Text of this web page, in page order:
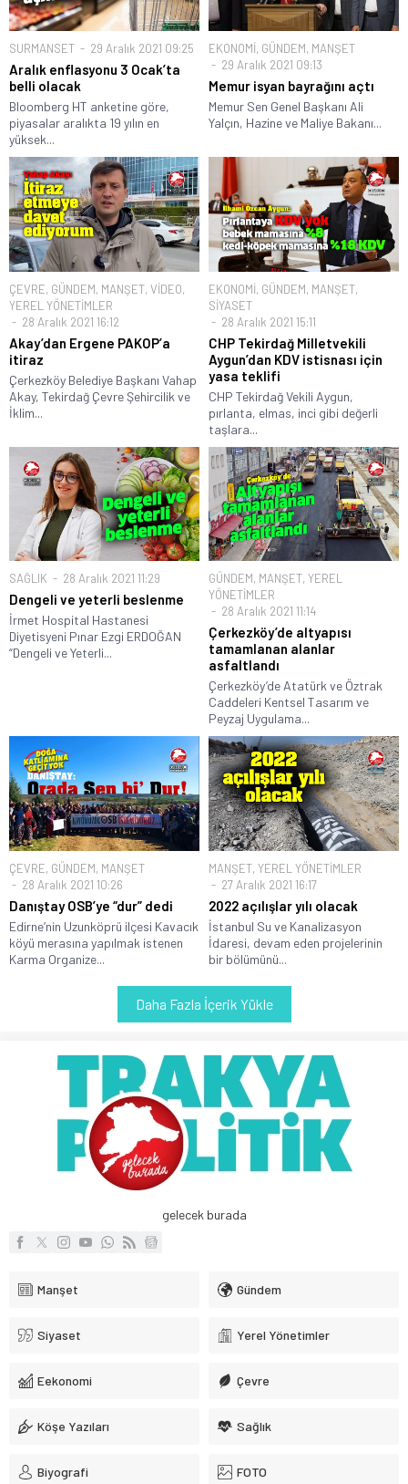
SURMANSET 29 Aralık 2021 09:25
Aralık enflasyonu 3 Ocak’ta
belli olacak
Bloomberg HT anketine göre,
piyasalar aralıkta 19 yılın en
yüksek...
EKONOMİ, GÜNDEM, MANŞET
29 Aralık 2021 09:13
Memur isyan bayrağını açtı
Memur Sen Genel Başkanı Ali
Yalçın, Hazine ve Maliye Bakanı...
ÇEVRE, GÜNDEM, MANŞET, VİDEO,
YEREL YÖNETİMLER
28 Aralık 2021 16:12
Akay’dan Ergene PAKOP’a
itiraz
Çerkezköy Belediye Başkanı Vahap
Akay, Tekirdağ Çevre Şehircilik ve
İklim...
EKONOMİ, GÜNDEM, MANŞET,
SİYASET
28 Aralık 2021 15:11
CHP Tekirdağ Milletvekili
Aygun’dan KDV istisnası için
yasa teklifi
CHP Tekirdağ Vekili Aygun,
pırlanta, elmas, inci gibi değerli
taşlara...
SAĞLIK 28 Aralık 2021 11:29
Dengeli ve yeterli beslenme
İrmet Hospital Hastanesi
Diyetisyeni Pınar Ezgi ERDOĞAN
“Dengeli ve Yeterli...
GÜNDEM, MANŞET, YEREL
YÖNETİMLER
28 Aralık 2021 11:14
Çerkezköy’de altyapısı
tamamlanan alanlar
asfaltlandı
Çerkezköy’de Atatürk ve Öztrak
Caddeleri Kentsel Tasarım ve
Peyzaj Uygulama...
ÇEVRE, GÜNDEM, MANŞET
28 Aralık 2021 10:26
Danıştay OSB’ye “dur” dedi
Edirne’nin Uzunköprü ilçesi Kavacık
köyü merasına yapılmak istenen
Karma Organize...
MANŞET, YEREL YÖNETİMLER
27 Aralık 2021 16:17
2022 açılışlar yılı olacak
İstanbul Su ve Kanalizasyon
İdaresi, devam eden projelerinin
bir bölümünü...
Daha Fazla İçerik Yükle
gelecek burada
Manşet Gündem
Siyaset Yerel Yönetimler
Eekonomi Çevre
Köşe Yazıları Sağlık
Biyografi FOTO